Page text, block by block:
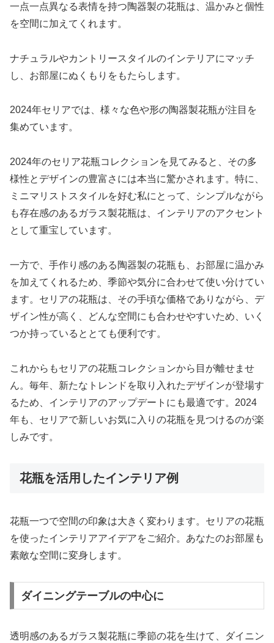
一点一点異なる表情を持つ陶器製の花瓶は、温かみと個性
を空間に加えてくれます。
ナチュラルやカントリースタイルのインテリアにマッチ
し、お部屋にぬくもりをもたらします。
2024年セリアでは、様々な色や形の陶器製花瓶が注目を
集めています。
2024年のセリア花瓶コレクションを見てみると、その多
様性とデザインの豊富さには本当に驚かされます。特に、
ミニマリストスタイルを好む私にとって、シンプルながら
も存在感のあるガラス製花瓶は、インテリアのアクセント
として重宝しています。
一方で、手作り感のある陶器製の花瓶も、お部屋に温かみ
を加えてくれるため、季節や気分に合わせて使い分けてい
ます。セリアの花瓶は、その手頃な価格でありながら、デ
ザイン性が高く、どんな空間にも合わせやすいため、いく
つか持っているととても便利です。
これからもセリアの花瓶コレクションから目が離せませ
ん。毎年、新たなトレンドを取り入れたデザインが登場す
るため、インテリアのアップデートにも最適です。2024
年も、セリアで新しいお気に入りの花瓶を見つけるのが楽
しみです。
花瓶を活用したインテリア例
花瓶一つで空間の印象は大きく変わります。セリアの花瓶
を使ったインテリアアイデアをご紹介。あなたのお部屋も
素敵な空間に変身します。
ダイニングテーブルの中心に
透明感のあるガラス製花瓶に季節の花を生けて、ダイニン